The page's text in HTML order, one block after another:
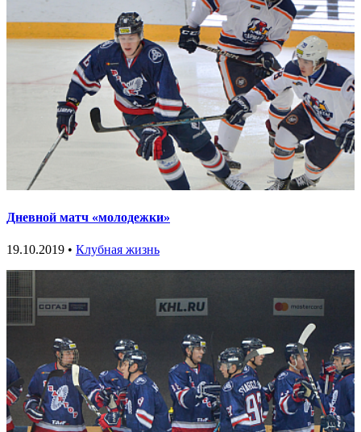
Дневной матч «молодежки»
19.10.2019 • Клубная жизнь